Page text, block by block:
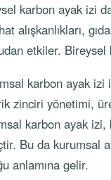
karbon ayak izi
alışkanlıkları,
etkiler.
karbon ayak izi
zinciri yönetimi,
karbon ayak izi,
Bu da kurumsal
anlamına gelir.